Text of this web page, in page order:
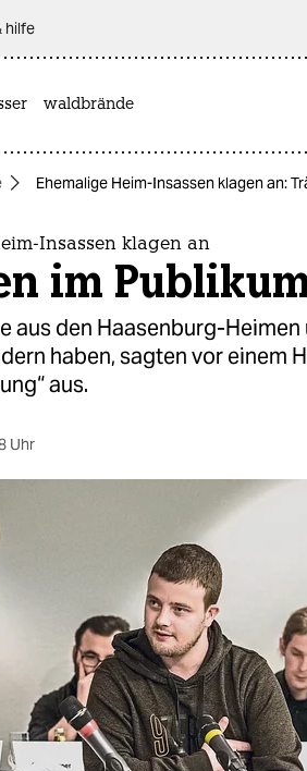
hilfe
waldbrände
Ehemalige Heim-Insassen klagen an:
Insassen klagen an
im
aus den Haasenburg-
haben, sagten vor einem
aus.
Uhr